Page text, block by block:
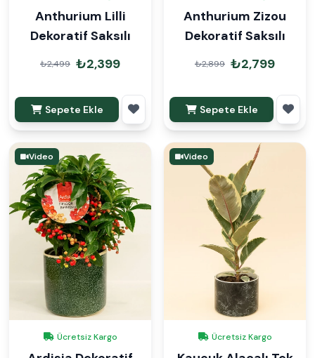
Anthurium Lilli
Dekoratif Saksılı
₺2,499 ₺2,399
Sepete Ekle
Anthurium Zizou
Dekoratif Saksılı
₺2,899 ₺2,799
Sepete Ekle
Video
Ücretsiz Kargo
Video
Ücretsiz Kargo